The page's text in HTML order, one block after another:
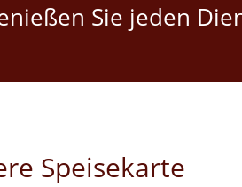
Sie jeden
Speisekarte